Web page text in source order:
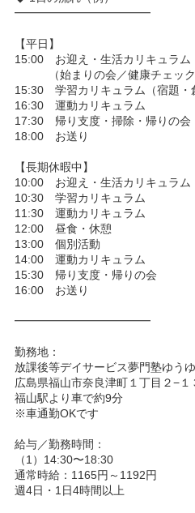
━━━━━━━━━━━━
【平日】
15:00 お迎え・生活カリキュラム
（始まりの会／健康チェック
15:30 学習カリキュラム（宿題・
16:30 運動カリキュラム
17:30 帰り支度・掃除・帰りの会
18:00 お送り
【長期休暇中】
10:00 お迎え・生活カリキュラム
10:30 学習カリキュラム
11:30 運動カリキュラム
12:00 昼食・休憩
13:00 個別活動
14:00 運動カリキュラム
15:30 帰り支度・帰りの会
16:00 お送り
━━━━━━━━━━━━
勤務地：
放課後等デイサービス夢門塾ゆう
広島県福山市奈良津町１丁目２−１
福山駅より車で約9分
※車通勤OKです
給与／勤務時間：
（1）14:30〜18:30
通常時給：1165円～1192円
週4日・1日4時間以上